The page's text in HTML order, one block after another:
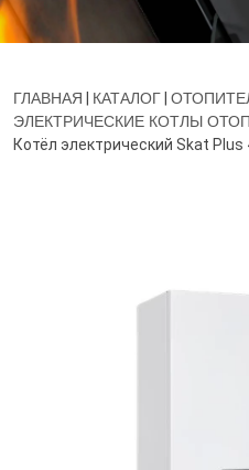
ГЛАВНАЯ | КАТАЛОГ|
ЭЛЕКТРИЧЕСКИЕ КОТЛЫ
Котёл электрический Skat Plus